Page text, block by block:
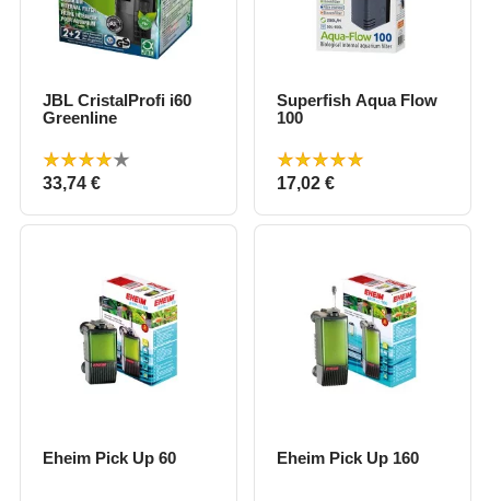
JBL CristalProfi i60
Greenline
Prix
33,74 €
Superfish Aqua Flow
100
Prix
17,02 €
Eheim Pick Up 60 Eheim Pick Up 160